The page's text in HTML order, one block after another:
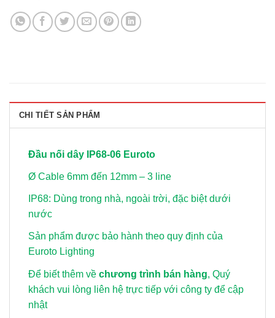
CHI TIẾT SẢN PHẨM
Đầu nối dây IP68-06 Euroto
Ø Cable 6mm đến 12mm – 3 line
IP68: Dùng trong nhà, ngoài trời, đặc biệt dưới
nước
Sản phẩm được bảo hành theo quy định của
Euroto Lighting
Để biết thêm về chương trình bán hàng, Quý
khách vui lòng liên hệ trực tiếp với công ty để cập
nhật